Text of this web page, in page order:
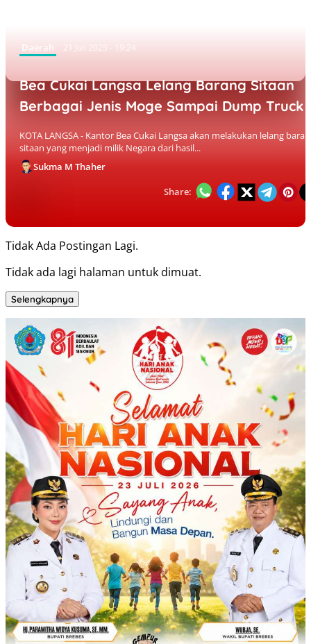
Daerah 21 Juli 2025 - 19:24
Bea Cukai Langsa Lelang Barang Sitaan
Berbagai Jenis Moge Sampai Dump Truck
KOTA LANGSA - Kantor Bea Cukai Langsa akan melakukan lelang
sitaan yang menjadi milik Negara dari hasil...
Sukma M Thaher
Share:
Tidak Ada Postingan Lagi.
Tidak ada lagi halaman untuk dimuat.
Selengkapnya